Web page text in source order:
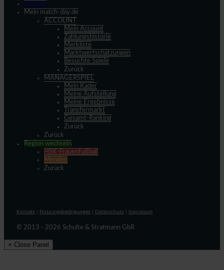
Spieltag
Mein match-day.de
ACCOUNT
Mein Account
Zahlungshistorie
Merkliste
Marktwertschätzungen
Besuchte Spiele
Zurück
MANAGERSPIEL
Mein Kader
Meine Aufstellung
Meine Ergebnisse
Transfermarkt
Gesamt-Ranking
Zurück
Zurück
Region wechseln
HSK-Frauenfußball
Menden
Zurück
Kontakt Nutzungsbedingungen Datenschutz Impressum
© 2013 - 2026 Schulte & Stratmann GbR
× Close Panel